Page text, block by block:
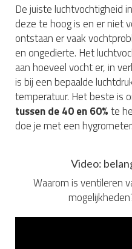
De juiste luchtvochtigheid
deze te hoog is en er niet
ontstaan er vaak
en ongedierte. Het
aan hoeveel vocht er, in
is bij een bepaalde
temperatuur. Het beste is
tussen de 40 en 60%te
doe je met een hygrometer.
Video:
Waarom is ventileren